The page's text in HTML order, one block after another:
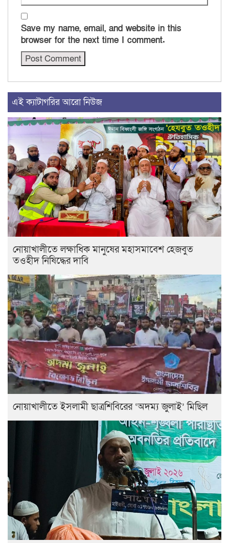
Save my name, email, and website in this
browser for the next time I comment.
এই ক্যাটাগরির আরো নিউজ
নোয়াখালীতে লক্ষাধিক মানুষের মহাসমাবেশ হেজবুত
তওহীদ নিষিদ্ধের দাবি
নোয়াখালীতে ইসলামী ছাত্রশিবিরের ‘অদম্য জুলাই’ মিছিল